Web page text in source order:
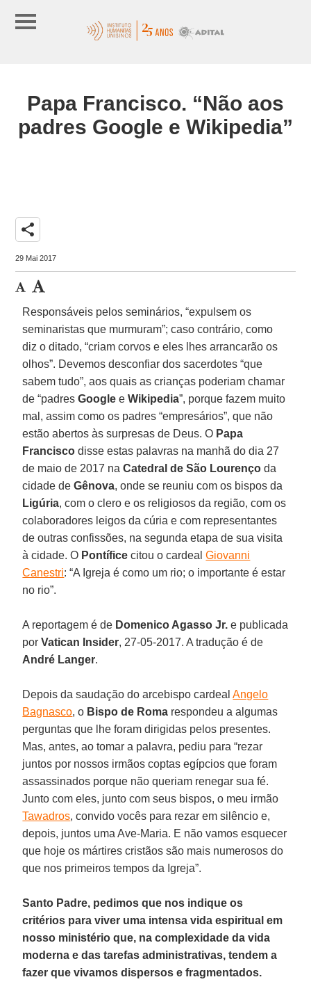
Papa Francisco. “Não aos
padres Google e Wikipedia”
share
29 Mai 2017
Responsáveis pelos seminários, “expulsem os
seminaristas que murmuram”; caso contrário, como
diz o ditado, “criam corvos e eles lhes arrancarão os
olhos”. Devemos desconfiar dos sacerdotes “que
sabem tudo”, aos quais as crianças poderiam chamar
de “padresGoogle eWikipedia”, porque fazem muito
mal, assim como os padres “empresários”, que não
estão abertos às surpresas de Deus. O Papa
Francisco disse estas palavras na manhã do dia 27
de maio de 2017 naCatedral de São Lourenço da
cidade deGênova, onde se reuniu com os bispos da
Ligúria, com o clero e os religiosos da região, com os
colaboradores leigos da cúria e com representantes
de outras confissões, na segunda etapa de sua visita
à cidade. O Pontífice citou o cardealGiovanni
Canestri: “A Igreja é como um rio; o importante é estar
no rio”.
A reportagem é de Domenico Agasso Jr. e publicada
porVatican Insider, 27-05-2017. A tradução é de
André Langer.
Depois da saudação do arcebispo cardealAngelo
Bagnasco, o Bispo de Roma respondeu a algumas
perguntas que lhe foram dirigidas pelos presentes.
Mas, antes, ao tomar a palavra, pediu para “rezar
juntos por nossos irmãos coptas egípcios que foram
assassinados porque não queriam renegar sua fé.
Junto com eles, junto com seus bispos, o meu irmão
Tawadros, convido vocês para rezar em silêncio e,
depois, juntos uma Ave-Maria. E não vamos esquecer
que hoje os mártires cristãos são mais numerosos do
que nos primeiros tempos da Igreja”.
Santo Padre, pedimos que nos indique os
critérios para viver uma intensa vida espiritual em
nosso ministério que, na complexidade da vida
moderna e das tarefas administrativas, tendem a
fazer que vivamos dispersos e fragmentados.